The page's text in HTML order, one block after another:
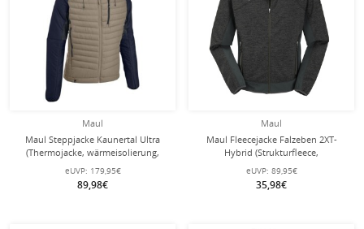
Maul
Maul Steppjacke Kaunertal Ultra
(Thermojacke, wärmeisolierung,
atmungsaktiv) beige Herren
eUVP: 179,95€
89,98€
Maul
Maul Fleecejacke Falzeben 2XT-
Hybrid (Strukturfleece,
atmungsaktiv)
schwarz/anthrazitgrau Herren
eUVP: 89,95€
35,98€